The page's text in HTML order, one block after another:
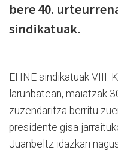
bere 40.
sindikatuak.
EHNE sindikatuak VIII.
larunbatean, maiatzak
zuzendaritza berritu
presidente gisa
Juanbeltz idazkari